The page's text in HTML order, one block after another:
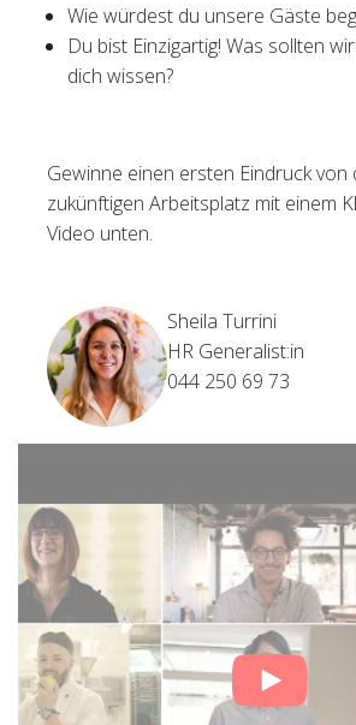
Wie würdest du unsere Gäste
Du bist Einzigartig! Was sollten
dich wissen?
Gewinne einen ersten Eindruck von
zukünftigen Arbeitsplatz mit einem
Video unten.
Sheila Turrini
HR Generalist:in
044 250 69 73